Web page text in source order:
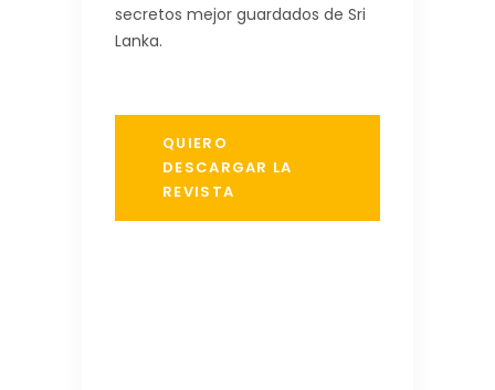
secretos mejor guardados de Sri
Lanka.
QUIERO
DESCARGAR LA
REVISTA